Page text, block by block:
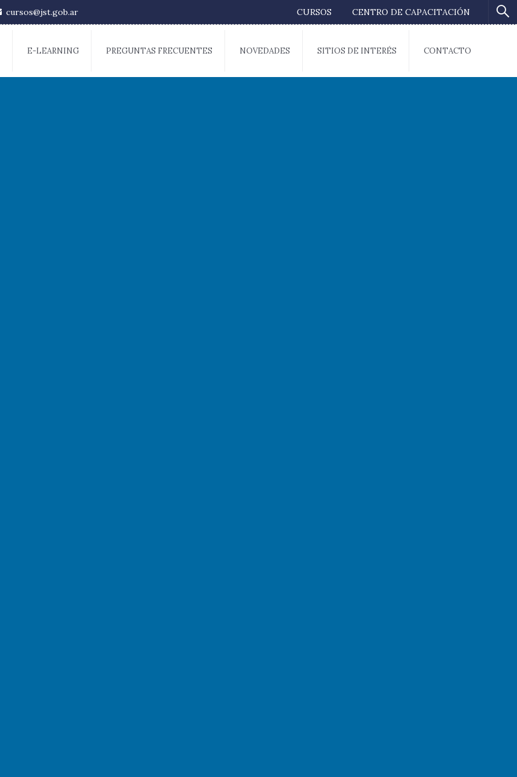
CURSOS CENTRO DE CAPACITACIÓN
cursos@jst.gob.ar
E-LEARNING PREGUNTAS FRECUENTES NOVEDADES SITIOS DE INTERÉS CONTACTO